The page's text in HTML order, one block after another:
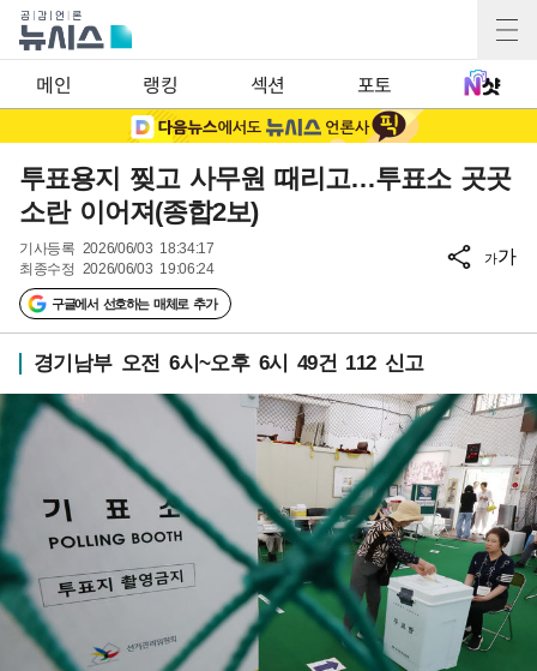
메인 랭킹 섹션 포토
투표용지 찢고 사무원 때리고…투표소 곳곳
소란 이어져(종합2보)
기사등록 2026/06/03 18:34:17
최종수정 2026/06/03 19:06:24
구글에서 선호하는 매체로 추가
가가
경기남부 오전 6시~오후 6시 49건 112 신고